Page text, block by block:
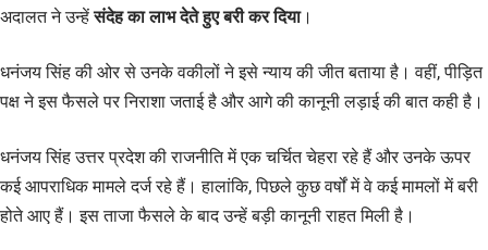
अदालत ने उन्हेंसंदेह का लाभ देते हुए बरी कर दिया।
धनंजय सिंह की ओर से उनके वकीलों ने इसे न्याय की जीत बताया है। वहीं, पीड़ित
पक्ष ने इस फैसले पर निराशा जताई है और आगे की कानूनी लड़ाई की बात कही है।
धनंजय सिंह उत्तर प्रदेश की राजनीति में एक चर्चित चेहरा रहे हैं और उनके ऊपर
कई आपराधिक मामले दर्ज रहे हैं। हालांकि, पिछले कुछ वर्षों में वे कई मामलों में बरी
होते आए हैं। इस ताजा फैसले के बाद उन्हें बड़ी कानूनी राहत मिली है।